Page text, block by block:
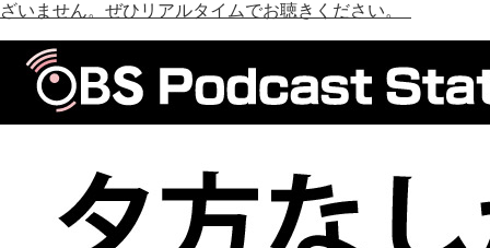
ざいません。ぜひリアルタイムでお聴きください。